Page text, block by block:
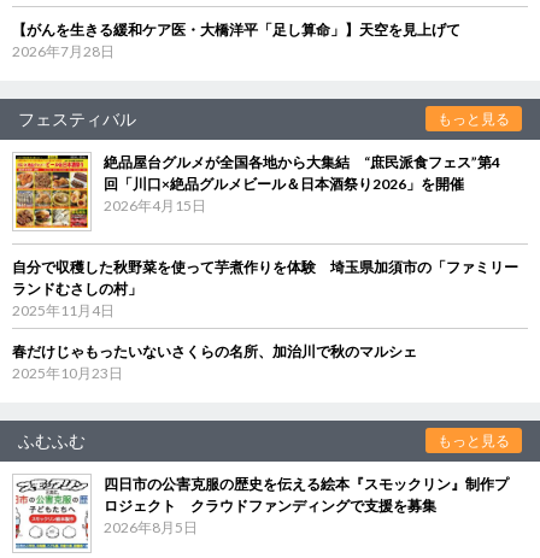
【がんを生きる緩和ケア医・大橋洋平「足し算命」】天空を見上げて
2026年7月28日
フェスティバル もっと見る
絶品屋台グルメが全国各地から大集結 “庶民派食フェス”第4
回「川口×絶品グルメビール＆日本酒祭り2026」を開催
2026年4月15日
自分で収穫した秋野菜を使って芋煮作りを体験 埼玉県加須市の「ファミリー
ランドむさしの村」
2025年11月4日
春だけじゃもったいないさくらの名所、加治川で秋のマルシェ
2025年10月23日
ふむふむ もっと見る
四日市の公害克服の歴史を伝える絵本『スモックリン』制作プ
ロジェクト クラウドファンディングで支援を募集
2026年8月5日